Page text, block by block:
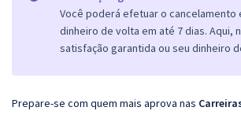
Você poderá efetuar o cancelamento
dinheiro de volta em até 7 dias. Aqui,
satisfação garantida ou seu dinheiro
Prepare-se com quem mais aprova nas